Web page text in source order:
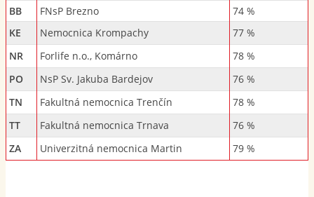
BB
FNsP Brezno
74 %
KE
Nemocnica Krompachy
77 %
NR
Forlife n.o., Komárno
78 %
PO
NsP Sv. Jakuba Bardejov
76 %
TN
Fakultná nemocnica Trenčín
78 %
TT
Fakultná nemocnica Trnava
76 %
ZA
Univerzitná nemocnica Martin 79 %